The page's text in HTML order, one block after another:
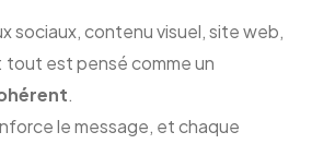
sociaux, contenu visuel, site web,
tout est pensé comme un
.
le message, et chaque